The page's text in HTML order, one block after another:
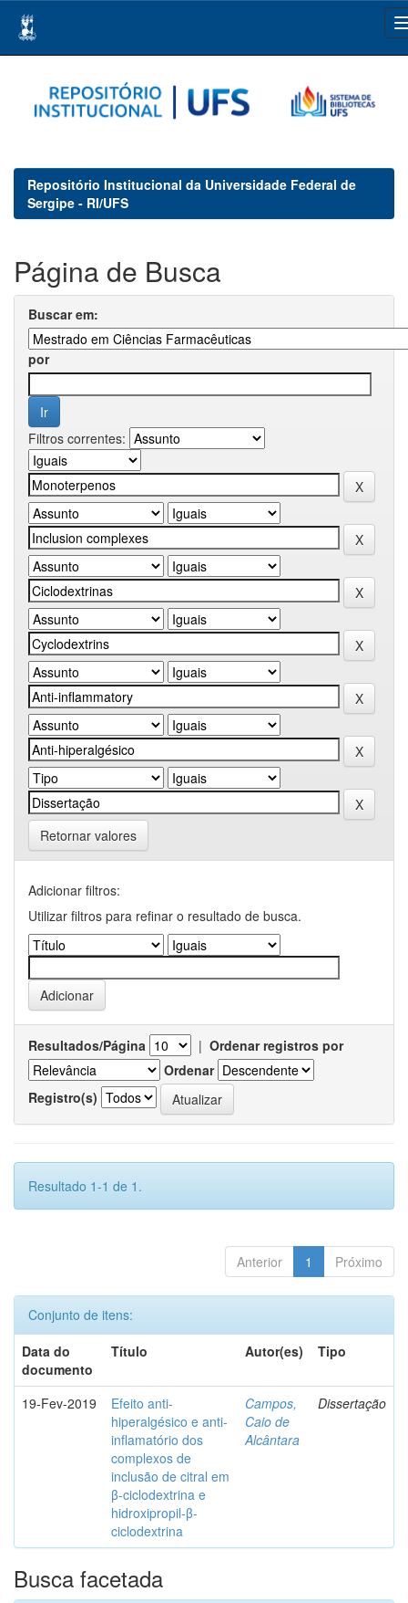
navigation
Repositório Institucional da Universidade Federal de
Sergipe - RI/UFS
Página de Busca
Buscar em:
por
Filtros correntes:
Retornar valores
Adicionar filtros:
Utilizar filtros para refinar o resultado de busca.
Resultados/Página | Ordenar registros por
Ordenar
Registro(s)
Resultado 1-1 de 1.
Anterior 1 Próximo
Conjunto de itens:
Data do
documento
Título Autor(es) Tipo
19-Fev-2019
Efeito anti-
hiperalgésico e anti-
inflamatório dos
complexos de
inclusão de citral em
β-ciclodextrina e
hidroxipropil-β-
ciclodextrina
Campos,
Caio de
Alcântara
Dissertação
Busca facetada